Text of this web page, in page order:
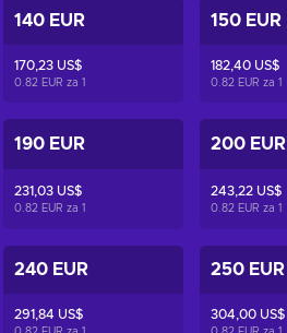
140 EUR
170,23 US$
0.82 EUR za1
150 EUR
182,40 US$
0.82 EUR za1
190 EUR
231,03 US$
0.82 EUR za1
200 EUR
243,22 US$
0.82 EUR za1
240 EUR
291,84 US$
250 EUR
304,00 US$